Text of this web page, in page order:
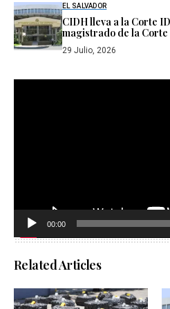
EL SALVADOR
CIDH lleva a la Corte
magistrado de la Corte
29 Julio, 2026
00:00
Related Articles